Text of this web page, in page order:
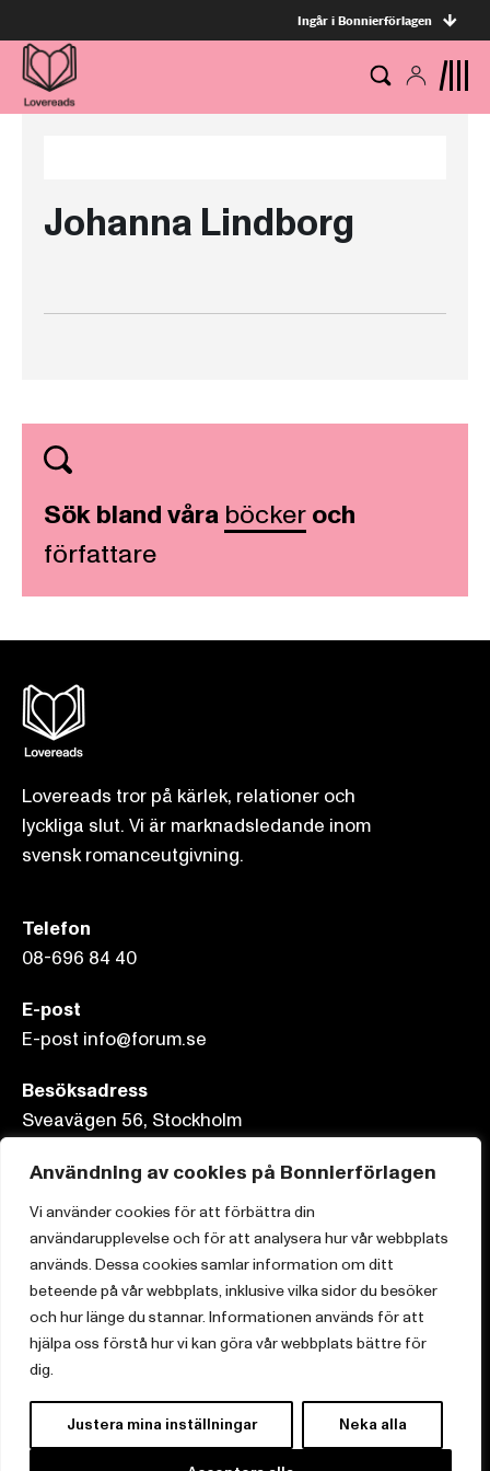
Användning av cookies på Bonnierförlagen
Vi använder cookies för att förbättra din
användarupplevelse och för att analysera hur vår webbplats
används. Dessa cookies samlar information om ditt
beteende på vår webbplats, inklusive vilka sidor du besöker
och hur länge du stannar. Informationen används för att
hjälpa oss förstå hur vi kan göra vår webbplats bättre för
dig.
Justera mina inställningar Neka alla
Ingår i Bonnierförlagen
Johanna Lindborg
Sök bland våra böckeroch
författare
Lovereads tror på kärlek, relationer och
lyckliga slut. Vi är marknadsledande inom
svensk romanceutgivning.
Telefon
08-696 84 40
E-post
E-post info@forum.se
Besöksadress
Sveavägen 56, Stockholm
Postadress
Box 3159, 103 63 Stockholm
Om Bonnierförlagen
Cookies
Integritetspolicy